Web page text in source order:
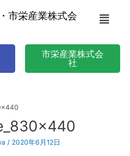
市栄産業株式会
市栄産業株式会
社
/ 2020年6月12日